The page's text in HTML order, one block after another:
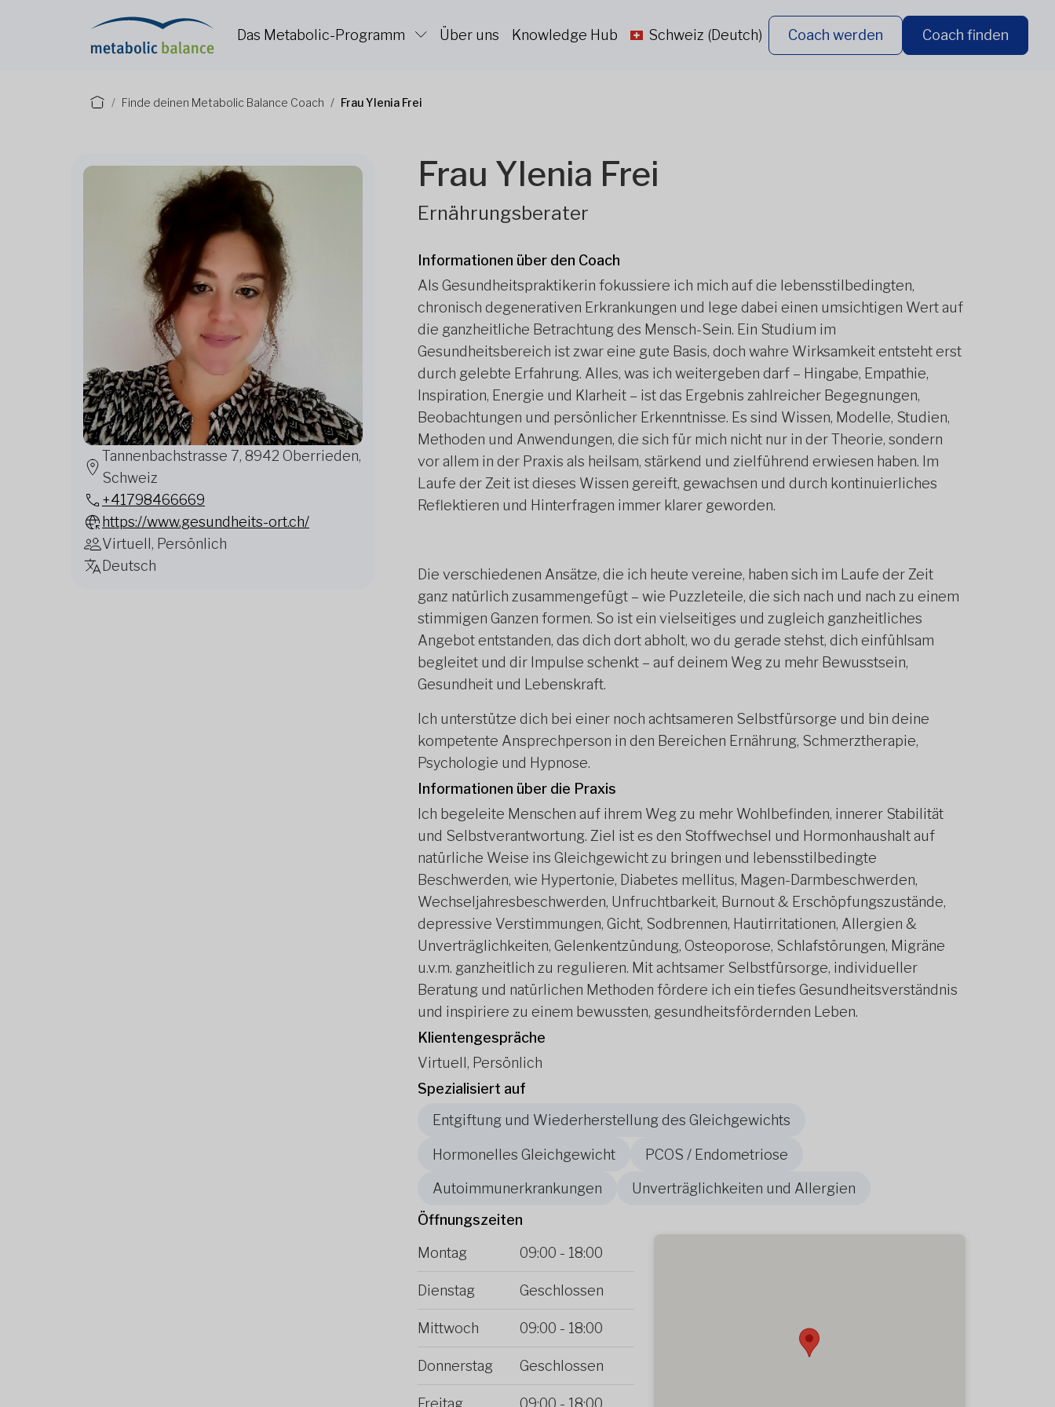
Das Metabolic-Programm Über uns Knowledge Hub Schweiz (Deutch) Coach werden Coach finden
Finde deinen Metabolic Balance Coach Frau Ylenia Frei
Tannenbachstrasse 7, 8942 Oberrieden,
Schweiz
+41798466669
https://www.gesundheits-ort.ch/
Virtuell, Persönlich
Deutsch
Frau Ylenia Frei
Ernährungsberater
Informationen über den Coach
Als Gesundheitspraktikerin fokussiere ich mich auf die lebensstilbedingten,
chronisch degenerativen Erkrankungen und lege dabei einen umsichtigen Wert auf
die ganzheitliche Betrachtung des Mensch-Sein. Ein Studium im
Gesundheitsbereich ist zwar eine gute Basis, doch wahre Wirksamkeit entsteht erst
durch gelebte Erfahrung. Alles, was ich weitergeben darf – Hingabe, Empathie,
Inspiration, Energie und Klarheit – ist das Ergebnis zahlreicher Begegnungen,
Beobachtungen und persönlicher Erkenntnisse. Es sind Wissen, Modelle, Studien,
Methoden und Anwendungen, die sich für mich nicht nur in der Theorie, sondern
vor allem in der Praxis als heilsam, stärkend und zielführend erwiesen haben. Im
Laufe der Zeit ist dieses Wissen gereift, gewachsen und durch kontinuierliches
Reflektieren und Hinterfragen immer klarer geworden.
Die verschiedenen Ansätze, die ich heute vereine, haben sich im Laufe der Zeit
ganz natürlich zusammengefügt – wie Puzzleteile, die sich nach und nach zu einem
stimmigen Ganzen formen. So ist ein vielseitiges und zugleich ganzheitliches
Angebot entstanden, das dich dort abholt, wo du gerade stehst, dich einfühlsam
begleitet und dir Impulse schenkt – auf deinem Weg zu mehr Bewusstsein,
Gesundheit und Lebenskraft.
Ich unterstütze dich bei einer noch achtsameren Selbstfürsorge und bin deine
kompetente Ansprechperson in den Bereichen Ernährung, Schmerztherapie,
Psychologie und Hypnose.
Informationen über die Praxis
Ich begeleite Menschen auf ihrem Weg zu mehr Wohlbefinden, innerer Stabilität
und Selbstverantwortung. Ziel ist es den Stoffwechsel und Hormonhaushalt auf
natürliche Weise ins Gleichgewicht zu bringen und lebensstilbedingte
Beschwerden, wie Hypertonie, Diabetes mellitus, Magen-Darmbeschwerden,
Wechseljahresbeschwerden, Unfruchtbarkeit, Burnout & Erschöpfungszustände,
depressive Verstimmungen, Gicht, Sodbrennen, Hautirritationen, Allergien &
Unverträglichkeiten, Gelenkentzündung, Osteoporose, Schlafstörungen, Migräne
u.v.m. ganzheitlich zu regulieren. Mit achtsamer Selbstfürsorge, individueller
Beratung und natürlichen Methoden fördere ich ein tiefes Gesundheitsverständnis
und inspiriere zu einem bewussten, gesundheitsfördernden Leben.
Klientengespräche
Virtuell, Persönlich
Spezialisiert auf
Entgiftung und Wiederherstellung des Gleichgewichts
Hormonelles Gleichgewicht PCOS / Endometriose
Autoimmunerkrankungen
Unverträglichkeiten und Allergien
Öffnungszeiten
Montag
09:00 - 18:00
Dienstag Geschlossen
Mittwoch 09:00 - 18:00
Donnerstag Geschlossen
Freitag 09:00 - 18:00